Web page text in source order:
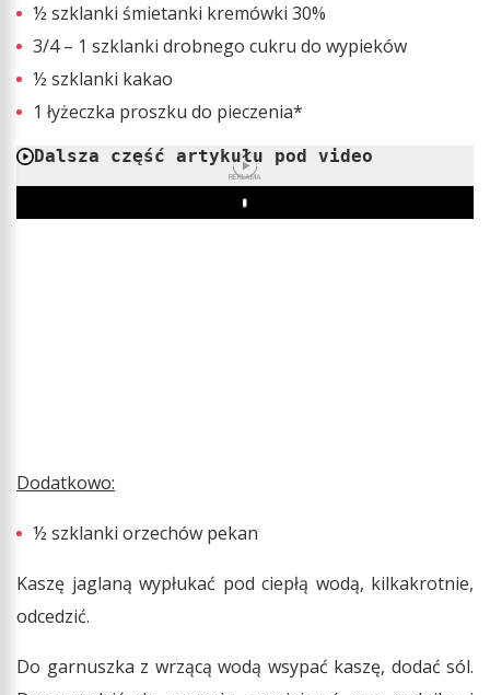
½ szklanki śmietanki kremówki 30%
3/4 – 1 szklanki drobnego cukru do wypieków
½ szklanki kakao
1 łyżeczka proszku do pieczenia*
Dalsza część artykułu pod video
REKLAMA
Play
Dodatkowo:
½ szklanki orzechów pekan
Kaszę jaglaną wypłukać pod ciepłą wodą, kilkakrotnie,
odcedzić.
Do garnuszka z wrzącą wodą wsypać kaszę, dodać sól.